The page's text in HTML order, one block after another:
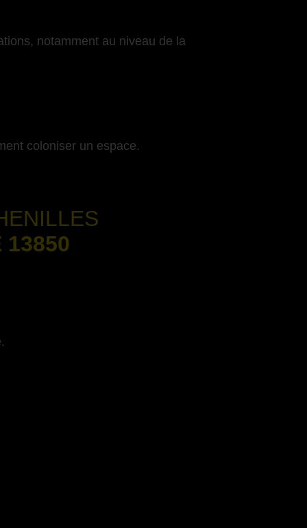
notamment au niveau de la
coloniser un espace.
13850